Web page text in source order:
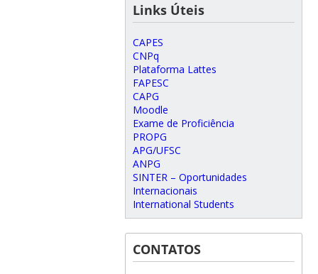
Links Úteis
CAPES
CNPq
Plataforma Lattes
FAPESC
CAPG
Moodle
Exame de Proficiência
PROPG
APG/UFSC
ANPG
SINTER – Oportunidades
Internacionais
International Students
CONTATOS